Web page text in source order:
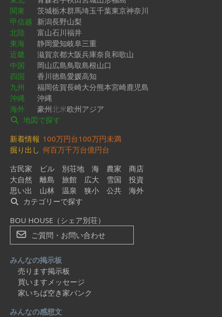
関東
茨城栃木群馬埼玉千葉東京神奈川
甲信越 新潟長野山梨
北陸
富山石川福井
東海
静岡愛知岐阜三重
近畿
滋賀京都大阪兵庫奈良和歌山
中国
岡山広島鳥取島根山口
四国
香川徳島愛媛高知
九州
福岡佐賀長崎大分熊本宮崎鹿児島
沖縄
沖縄
海外
豪州北米欧州アジア
地図で探す
新着情報 100万円台100万円未満
掘り出し 何百万千万台億円台
古民家
ビル 別荘地 海 農家
商店
大自然
離島 旅館 広大 雪国
投資
思い出
山林 温泉 狭小 公共
海外
カテゴリーで探す
BOU HOUSE（シェア別荘）
ご質問・お問い合わせ
みんなの掲示板
売ります掲示板
買いますメッセージ
家いちば空き家バンク
みんなの感想文